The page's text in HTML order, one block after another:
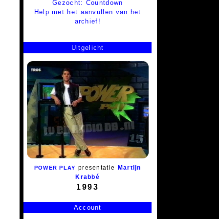
Gezocht: Countdown
Help met het aanvullen van het
archief!
Uitgelicht
POWER PLAY presentatie
Martijn
Krabbé
1993
Account